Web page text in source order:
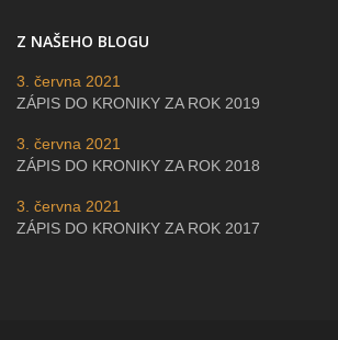
Z NAŠEHO BLOGU
ZÁPIS DO KRONIKY ZA ROK 2019
3. června 2021
ZÁPIS DO KRONIKY ZA ROK 2018
3. června 2021
ZÁPIS DO KRONIKY ZA ROK 2017
3. června 2021